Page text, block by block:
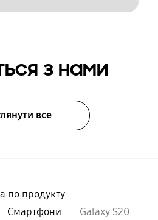
з нами
все
по продукту
Смартфони Galaxy S20